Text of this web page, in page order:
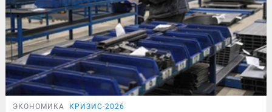
ЭКОНОМИКА КРИЗИС-2026